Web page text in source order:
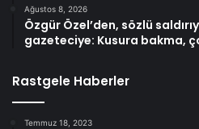
Ağustos 8, 2026
Özgür Özel’den, sözlü
gazeteciye: Kusura bakma,
Rastgele Haberler
Temmuz 18, 2023